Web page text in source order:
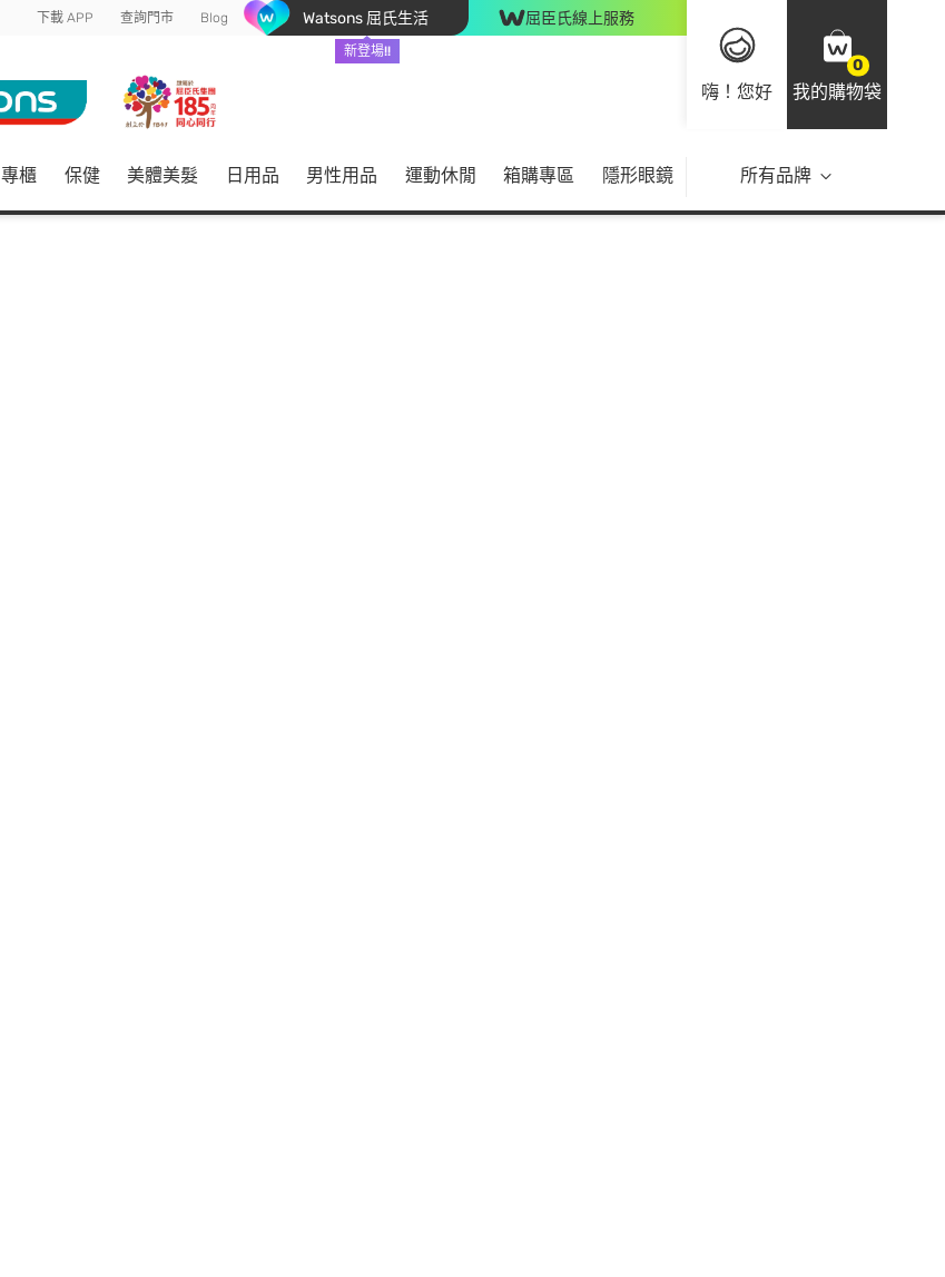
下載 APP 查詢門市 Blog Watsons 屈氏生活
新登場!!
屈臣氏線上服務
嗨！您好
0
我的購物袋
專櫃 保健 美體美髮 日用品 男性用品 運動休閒 箱購專區 隱形眼鏡 所有品牌